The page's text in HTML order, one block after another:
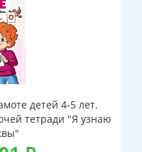
детей 4-5 лет.
тетради "Я узнаю